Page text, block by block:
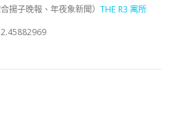
揚子晚報、年夜象新聞） THE R3 寓所